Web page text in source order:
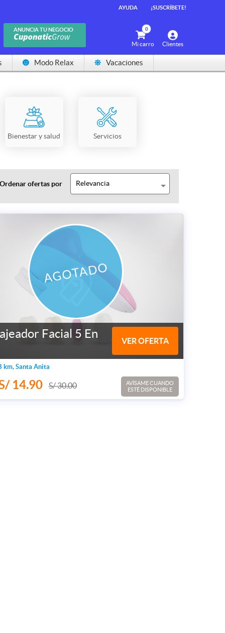
AYUDA ¡SUSCRÍBETE!
ANUNCIA TU NEGOCIO
Clientes
0
Mi carro
Modo Relax Vacaciones
Bienestar y salud Servicios
Ordenar ofertas por Relevancia
Facial 5 En
VER OFERTA
km, Santa Anita
AVÍSAME CUANDO
ESTÉ DISPONIBLE
14.90 S/ 30.00